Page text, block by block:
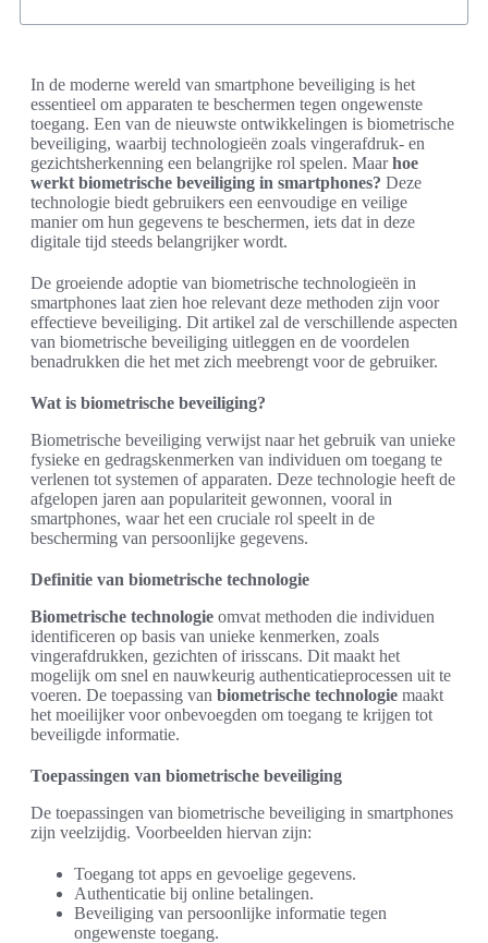
In de moderne wereld van smartphone beveiliging is het
essentieel om apparaten te beschermen tegen ongewenste
toegang. Een van de nieuwste ontwikkelingen is biometrische
beveiliging, waarbij technologieën zoals vingerafdruk- en
gezichtsherkenning een belangrijke rol spelen. Maarhoe
werkt biometrische beveiliging in smartphones? Deze
technologie biedt gebruikers een eenvoudige en veilige
manier om hun gegevens te beschermen, iets dat in deze
digitale tijd steeds belangrijker wordt.
De groeiende adoptie van biometrische technologieën in
smartphones laat zien hoe relevant deze methoden zijn voor
effectieve beveiliging. Dit artikel zal de verschillende aspecten
van biometrische beveiliging uitleggen en de voordelen
benadrukken die het met zich meebrengt voor de gebruiker.
Wat is biometrische beveiliging?
Biometrische beveiliging verwijst naar het gebruik van unieke
fysieke en gedragskenmerken van individuen om toegang te
verlenen tot systemen of apparaten. Deze technologie heeft de
afgelopen jaren aan populariteit gewonnen, vooral in
smartphones, waar het een cruciale rol speelt in de
bescherming van persoonlijke gegevens.
Definitie van biometrische technologie
Biometrische technologie omvat methoden die individuen
identificeren op basis van unieke kenmerken, zoals
vingerafdrukken, gezichten of irisscans. Dit maakt het
mogelijk om snel en nauwkeurig authenticatieprocessen uit te
voeren. De toepassing van biometrische technologie maakt
het moeilijker voor onbevoegden om toegang te krijgen tot
beveiligde informatie.
Toepassingen van biometrische beveiliging
De toepassingen van biometrische beveiliging in smartphones
zijn veelzijdig. Voorbeelden hiervan zijn:
Toegang tot apps en gevoelige gegevens.
Authenticatie bij online betalingen.
Beveiliging van persoonlijke informatie tegen
ongewenste toegang.